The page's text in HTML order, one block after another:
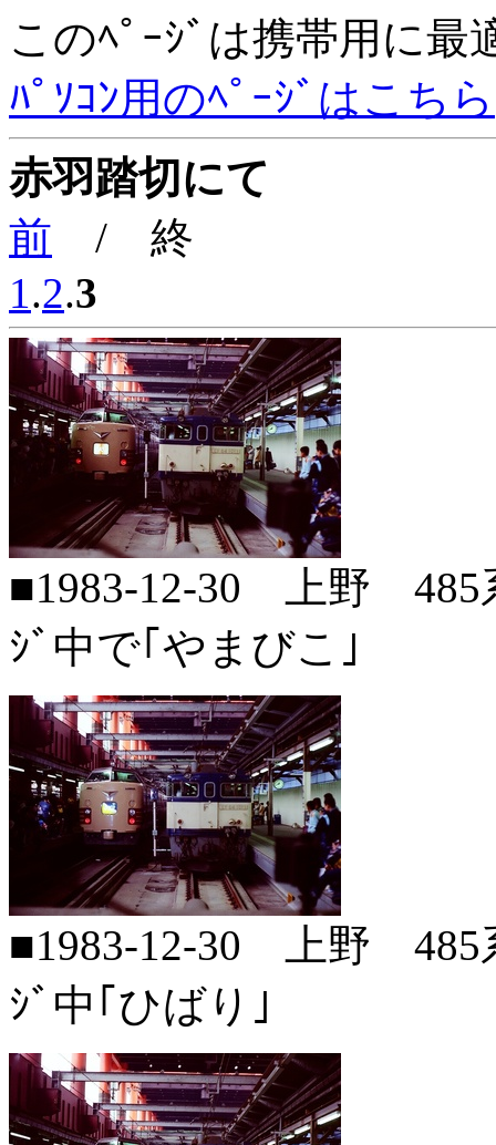
このﾍﾟｰｼﾞは携帯用に最
ﾊﾟｿｺﾝ用のﾍﾟｰｼﾞはこちら
赤羽踏切にて
前 / 終
1.2.3
■1983-12-30 上野 485
ｼﾞ中で｢やまびこ｣
■1983-12-30 上野 485
ｼﾞ中｢ひばり｣